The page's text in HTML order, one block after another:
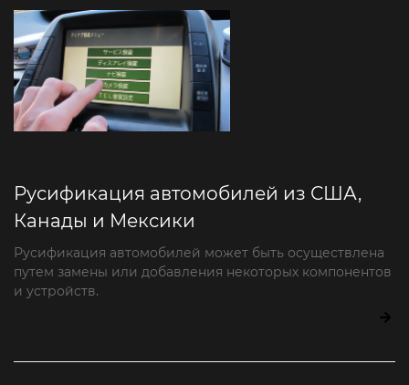
Русификация автомобилей из США,
Канады и Мексики
Русификация автомобилей может быть осуществлена
путем замены или добавления некоторых компонентов
и устройств.